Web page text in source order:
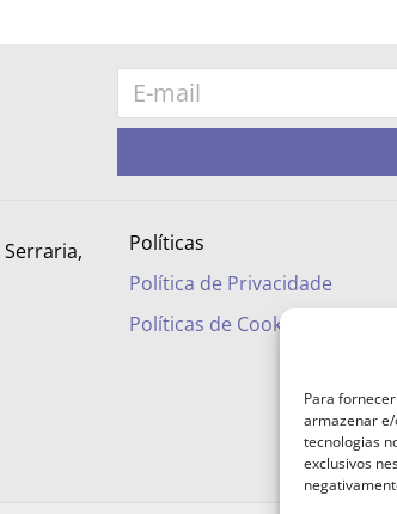
Para
armazenar
tecnologias
exclusivos
Serraria,
Políticas
Política de Privacidade
Políticas de Cookies